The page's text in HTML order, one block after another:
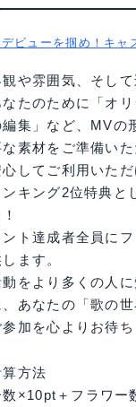
ビューを掴め！キャ
や雰囲気、そし
たのために「オ
編集」など、MV
素材をご準備い
してご利用いただ
キング2位特典と
ント達成者全員に
ます。
をより多くの人
あなたの「歌の
加を心よりお待ち
方法
数×10pt＋フラワー